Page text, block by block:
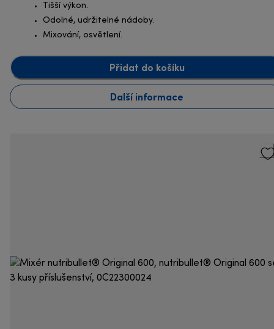
Tišší výkon.
Odolné, udržitelné nádoby.
Mixování, osvětlení.
Přidat do košíku
Další informace